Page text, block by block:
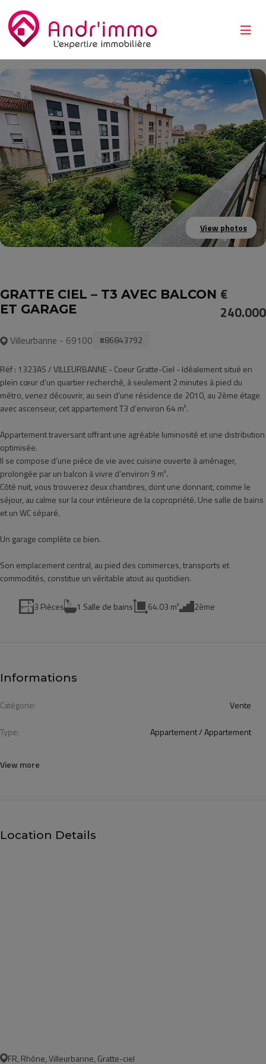
View photos
GRATTE CIEL – T3 AVEC BALCON
ET GARAGE
€
240.000
Villeurbanne - 69100 #86843792
Réf : 1323AS / VILLEURBANNE - Coeur Gratte-Ciel - Idéalement situé en
plein cœur d'un quartier recherché, à seulement 2 minutes à pied du
métro, venez découvrir, au sein d’une résidence de 2010, au 2ème étage
avec ascenseur, cet appartement T3 d’environ 64 m².
Appartement traversant offrant une agréable luminosité et une distribution
optimisée.
Il se compose d’une pièce de vie avec cuisine ouverte à aménager,
prolongée par un balcon à vivre d’environ 9 m².
Côté nuit, vous trouverez deux chambres, dont une donnant, comme le
séjour, au calme sur la cour intérieure de la copropriété. Une salle de bains
et un WC séparé.
Un garage complète ce bien.
Son emplacement central, au pied des commerces, transports et
commodités, constitue un véritable atout au quotidien.
3 Pièces 1 Salle de bains 64.03 m² 2ème
Informations
Catégorie: Vente
Type: Appartement / Appartement
View more
Location Details
FR, Rhône, Villeurbanne, Gratte-ciel